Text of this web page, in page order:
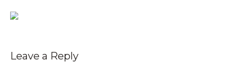
Leave a Reply